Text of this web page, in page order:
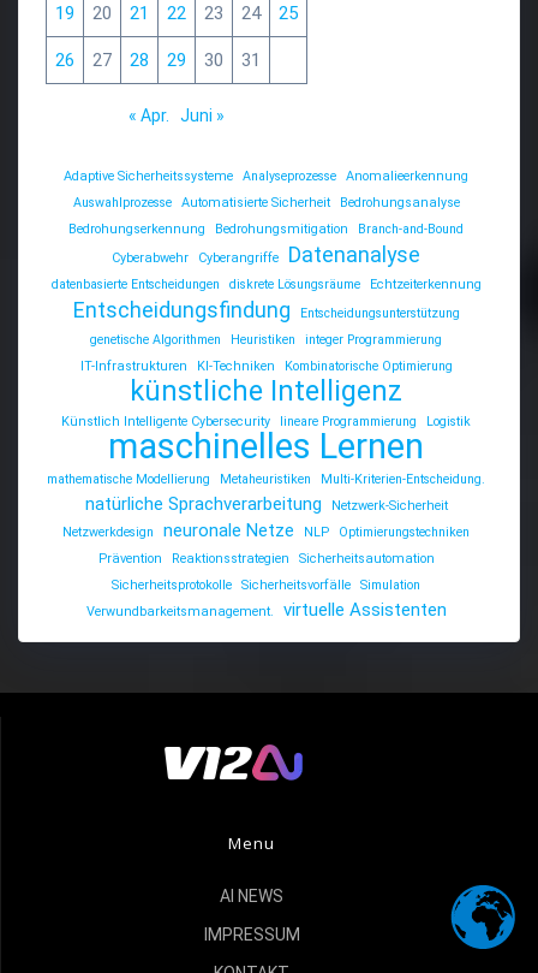
19 20 21 22 23 24 25
26 27 28 29 30 31
« Apr. Juni »
Adaptive Sicherheitssysteme Analyseprozesse
Anomalieerkennung
Auswahlprozesse
Automatisierte Sicherheit
Bedrohungsanalyse
Bedrohungserkennung
Bedrohungsmitigation
Branch-and-Bound
Cyberabwehr
Cyberangriffe Datenanalyse
datenbasierte Entscheidungen diskrete Lösungsräume Echtzeiterkennung
Entscheidungsfindung
Entscheidungsunterstützung
genetische Algorithmen
Heuristiken
integer Programmierung
IT-Infrastrukturen
KI-Techniken Kombinatorische Optimierung
künstliche Intelligenz
Künstlich Intelligente Cybersecurity lineare Programmierung Logistik
maschinelles Lernen
mathematische Modellierung Metaheuristiken Multi-Kriterien-Entscheidung.
natürliche Sprachverarbeitung
Netzwerk-Sicherheit
Netzwerkdesign
neuronale Netze NLP
Optimierungstechniken
Prävention
Reaktionsstrategien
Sicherheitsautomation
Sicherheitsprotokolle
Sicherheitsvorfälle
Simulation
Verwundbarkeitsmanagement.
virtuelle Assistenten
Menu
AI NEWS
IMPRESSUM